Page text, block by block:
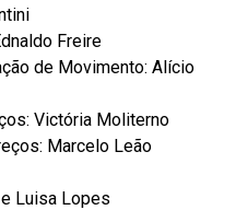
Freire
de Movimento: Alício
Victória Moliterno
Marcelo Leão
Luisa Lopes